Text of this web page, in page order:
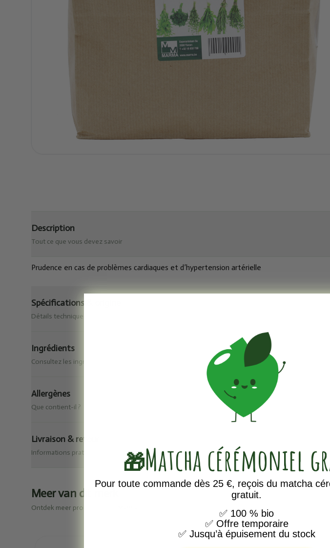
Description
Tout ce que vous devez savoir
Prudence en cas de problèmes cardiaques et d’hypertension artérielle
Spécifications & origine
Détails techniques
Ingrédients
Consultez les ingrédients de ce produit.
Allergènes
Que contient-il ?
Livraison & retour
Informations pratiques
Meer van dit merk
Ontdek meer producten van
🎁Matcha cérémoniel
Pour toute commande dès 25 €, reçois du matcha
gratuit.
✅ 100 % bio
✅Offre temporaire
✅Jusqu’à épuisement du stock